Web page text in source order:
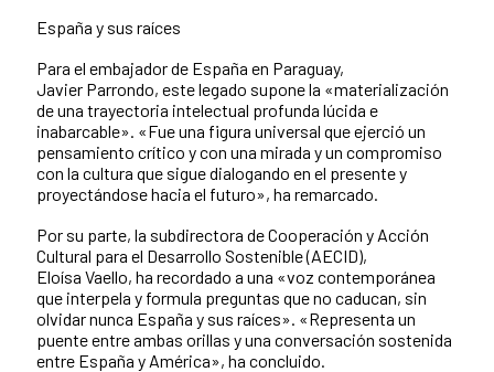
España y sus raíces
Para el embajador de España en Paraguay,
Javier Parrondo, este legado supone la «materialización
de una trayectoria intelectual profunda lúcida e
inabarcable». «Fue una figura universal que ejerció un
pensamiento crítico y con una mirada y un compromiso
con la cultura que sigue dialogando en el presente y
proyectándose hacia el futuro», ha remarcado.
Por su parte, la subdirectora de Cooperación y Acción
Cultural para el Desarrollo Sostenible (AECID),
Eloísa Vaello, ha recordado a una «voz contemporánea
que interpela y formula preguntas que no caducan, sin
olvidar nunca España y sus raíces». «Representa un
puente entre ambas orillas y una conversación sostenida
entre España y América», ha concluido.